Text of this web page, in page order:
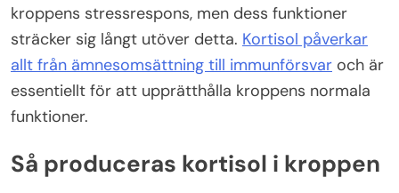
kroppens stressrespons, men dess funktioner
sträcker sig långt utöver detta. Kortisol påverkar
allt från ämnesomsättning till immunförsvar och är
essentiellt för att upprätthålla kroppens normala
funktioner.
Så produceras kortisol i kroppen